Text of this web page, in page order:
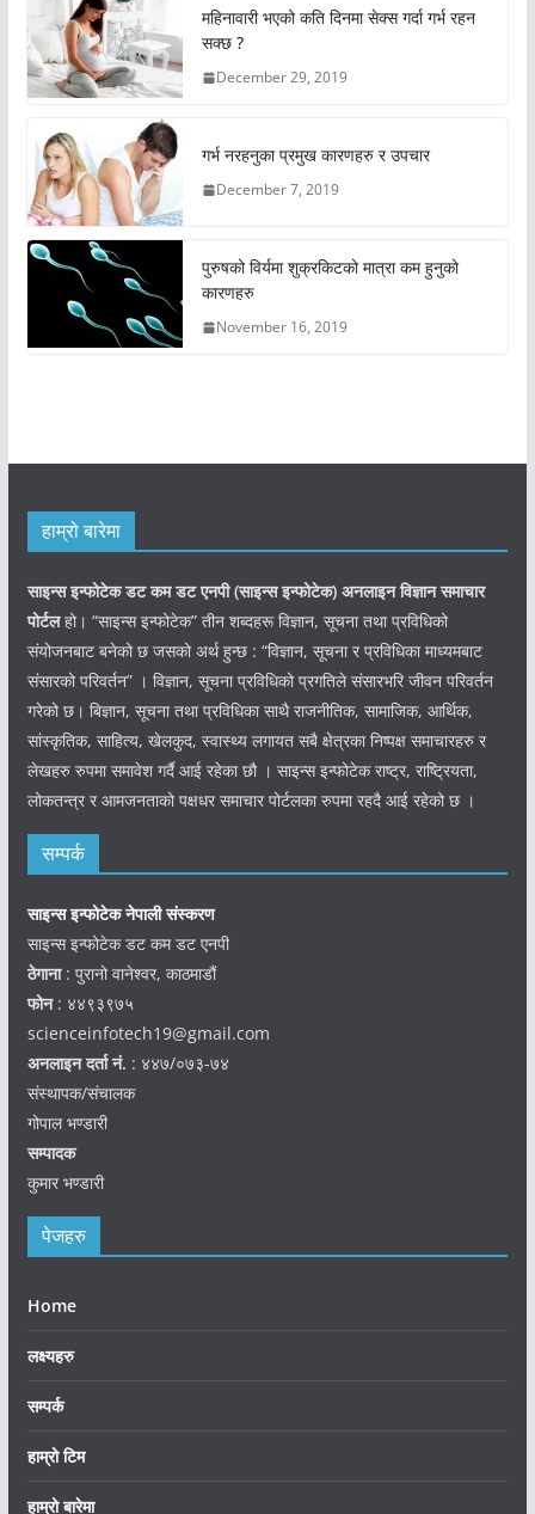
महिनावारी भएको कति दिनमा सेक्स गर्दा गर्भ रहन
सक्छ ?
December 29, 2019
गर्भ नरहनुका प्रमुख कारणहरु र उपचार
December 7, 2019
पुरुषको विर्यमा शुक्रकिटको मात्रा कम हुनुको
कारणहरु
November 16, 2019
हाम्रो बारेमा
साइन्स इन्फोटेक डट कम डट एनपी (साइन्सइन्फोटेक) अनलाइन विज्ञान समाचार
पोर्टलहो। “साइन्स इन्फोटेक” तीन शब्दहरू विज्ञान, सूचना तथा प्रविधिको
संयोजनबाट बनेको छ जसको अर्थ हुन्छ : “विज्ञान, सूचना र प्रविधिका माध्यमबाट
संसारको परिवर्तन” । विज्ञान, सूचना प्रविधिको प्रगतिले संसारभरि जीवन परिवर्तन
गरेको छ। बिज्ञान, सूचना तथा प्रविधिका साथै राजनीतिक, सामाजिक, आर्थिक,
सांस्कृतिक, साहित्य, खेलकुद, स्वास्थ्य लगायत सबै क्षेत्रका निष्पक्ष समाचारहरु र
लेखहरु रुपमा समावेश गर्दै आई रहेका छौ । साइन्स इन्फोटेक राष्ट्र, राष्ट्रियता,
लोकतन्त्र र आमजनताको पक्षधर समाचार पोर्टलका रुपमा रहदै आई रहेको छ ।
सम्पर्क
साइन्स इन्फोटेक नेपाली संस्करण
साइन्स इन्फोटेक डट कम डट एनपी
ठेगाना: पुरानो वानेश्वर, काठमाडौं
फोन: ४४९३९७५
scienceinfotech19@gmail.com
अनलाइन दर्ता नं. : ४४७/०७३-७४
संस्थापक/संचालक
गोपाल भण्डारी
सम्पादक
कुमार भण्डारी
पेजहरु
Home
लक्ष्यहरु
सम्पर्क
हाम्रो टिम
हाम्रो बारेमा